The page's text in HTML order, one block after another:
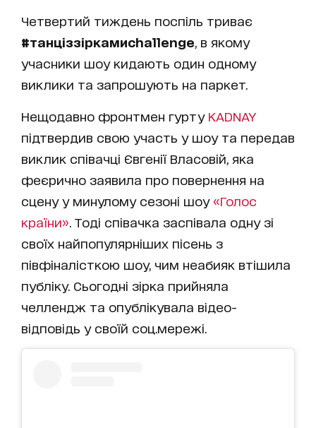
Четвертий тиждень поспіль триває
#танціззіркамиchallenge , в якому
учасники шоу кидають один одному
виклики та запрошують на паркет.
Нещодавно фронтмен гуртуKADNAY
підтвердив свою участь у шоу та передав
виклик співачці Євгенії Власовій, яка
феєрично заявила про повернення на
сцену у минулому сезоні шоу «Голос
країни» . Тоді співачка заспівала одну зі
своїх найпопулярніших пісень з
півфіналісткою шоу, чим неабияк втішила
публіку. Сьогодні зірка прийняла
челлендж та опублікувала відео-
відповідь у своїй соц.мережі.